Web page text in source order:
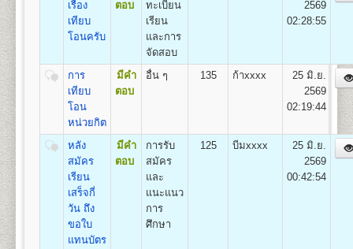
กลุ่มวิชาเอกการปกครอง (Plan A),
2. กลุ่มวิชาเอกความสัมพันธ์ระหว่างประเทศ (Plan B)
3. และกลุ่มวิชาเอกการบริหารรัฐกิจ (Plan C)
คณะเศรษฐศาสตร์
เปิดสอนระดับปริญญาตรี
หน่วยกิต
ชื่อปริญญา
เศรษฐศาสตรบัณฑิต (ศ.บ.) Bachelor of
Economics (B.Econ.)
เปิดสอน
เศรษฐศาสตร์ทฤษฎีและเชิงปริมาณ
เศรษฐศาสตร์ธุรกิจและอุตสาหกรรม เศรษฐศาสตร์การ
เงินและการบริหารความเสี่ยง เศรษฐศาสตร์การคลังและ
การพัฒนา เศรษฐศาสตร์ระหว่างประเทศและโลกาภิวัตน์
และเศรษฐศาสตร์การเกษตร
ประวัตินักศึกษาใหม่ (ม.ร.๒๕) สำ หรับแผ่นระบายให้ใส่
ไว้ในคู่มือ ม.ร. ๒๕
๕. เอกสารอื่นๆ(ถ้ามี) กรณี
มีการเปลี่ยนชื่อตัว-นามสกุล ให้เย็บติดคู่กับสำเนาวุฒิบัตร
ทั้ง ๒ ฉบับด้วย
ห้องประชุมใหญ่
อาคารหอประชุม
พ่อขุนรามคำแหงมหาราช
- ตรวจหลักฐานการสมัค
- ออกเลขรหัสประจำ ตัว
- แนะนำ การติดสติ๊กเกอ
- เลือกกระบวนวิชาลงทะ
โดยดูกระบวนวิชาชั้นปี
ห้องศักดิ์ ผาสุขนิรันด์
อาคารหอประชุมพ่อขุนรามคำแหง
เรื่อง
เทียบ
โอนครับ
ตอบ
ทะเบียน
เรียน
และการ
จัดสอบ
2569
02:28:55
การ
เทียบ
โอน
หน่วยกิต
มีคำ
ตอบ
อื่น ๆ 135 ก้าxxxx
25 มิ.ย.
2569
02:19:44
หลัง
สมัคร
เรียน
เสร็จกี่
วัน ถึง
ขอใบ
แทนบัตร
มีคำ
ตอบ
การรับ
สมัคร
และ
แนะแนว
การ
ศึกษา
125 บีมxxxx
25 มิ.ย.
2569
00:42:54